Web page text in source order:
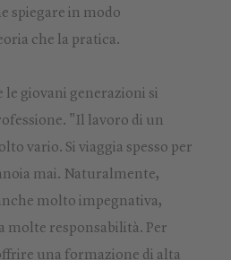
spiegare in modo
che la pratica.
le giovani generazioni si
"Il lavoro di un
vario. Si viaggia spesso per
mai. Naturalmente,
molto impegnativa,
molte responsabilità. Per
una formazione di alta